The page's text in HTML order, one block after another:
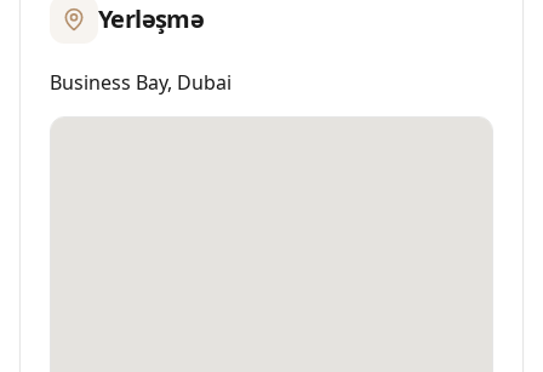
Yerləşmə
Business Bay, Dubai